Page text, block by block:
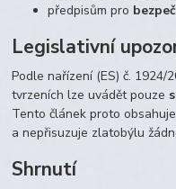
předpisům pro
Legislativní
Podle nařízení (ES) č. 1924/
tvrzeních lze uvádět pouze
Tento článek proto
a nepřisuzuje zlatobýlu
Shrnutí